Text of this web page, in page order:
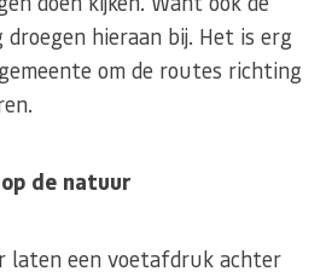
droegen hieraan bij. Het is erg
om de routes richting
de natuur
laten een voetafdruk achter